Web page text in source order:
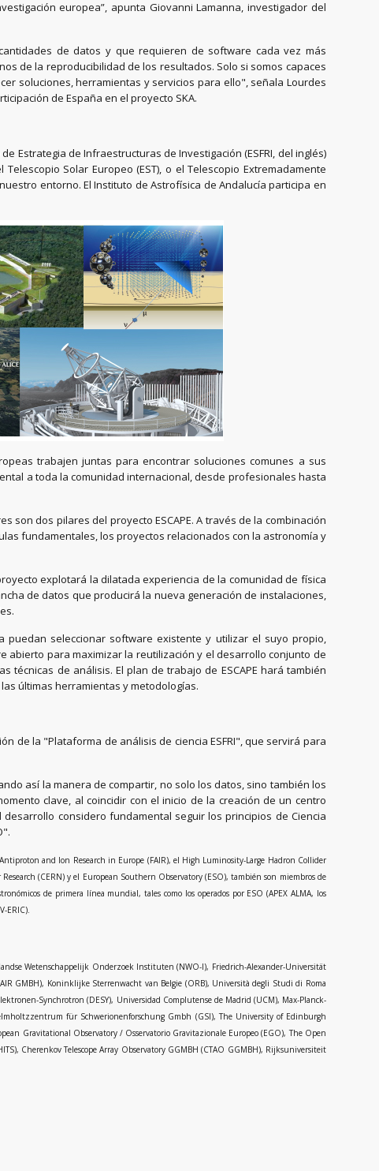
europea”, apunta Giovanni Lamanna, investigador del
de datos y que requieren de software cada vez más
de la reproducibilidad de los resultados. Solo si somos capaces
soluciones, herramientas y servicios para ello", señala Lourdes
de España en el proyecto SKA.
Estrategia de Infraestructuras de Investigación (ESFRI, del inglés)
Solar Europeo (EST), o el Telescopio Extremadamente
entorno. El Instituto de Astrofísica de Andalucía participa en
trabajen juntas para encontrar soluciones comunes a sus
a toda la comunidad internacional, desde profesionales hasta
dos pilares del proyecto ESCAPE. A través de la combinación
fundamentales, los proyectos relacionados con la astronomía y
explotará la dilatada experiencia de la comunidad de física
de datos que producirá la nueva generación de instalaciones,
seleccionar software existente y utilizar el suyo propio,
abierto para maximizar la reutilización y el desarrollo conjunto de
de análisis. El plan de trabajo de ESCAPE hará también
últimas herramientas y metodologías.
de la "Plataforma de análisis de ciencia ESFRI", que servirá para
así la manera de compartir, no solo los datos, sino también los
clave, al coincidir con el inicio de la creación de un centro
considero fundamental seguir los principios de Ciencia
Antiproton and Ion Research in Europe (FAIR), el High Luminosity-Large Hadron Collider
(CERN) y el European Southern Observatory (ESO), también son miembros de
de primera línea mundial, tales como los operados por ESO (APEX ALMA, los
ERIC).
Wetenschappelijk Onderzoek Instituten (NWO-I), Friedrich-Alexander-Universität
GMBH), Koninklijke Sterrenwacht van Belgie (ORB), Università degli Studi di Roma
Synchrotron (DESY), Universidad Complutense de Madrid (UCM), Max-Planck-
für Schwerionenforschung Gmbh (GSI), The University of Edinburgh
Gravitational Observatory / Osservatorio Gravitazionale Europeo (EGO), The Open
Cherenkov Telescope Array Observatory GGMBH (CTAO GGMBH), Rijksuniversiteit